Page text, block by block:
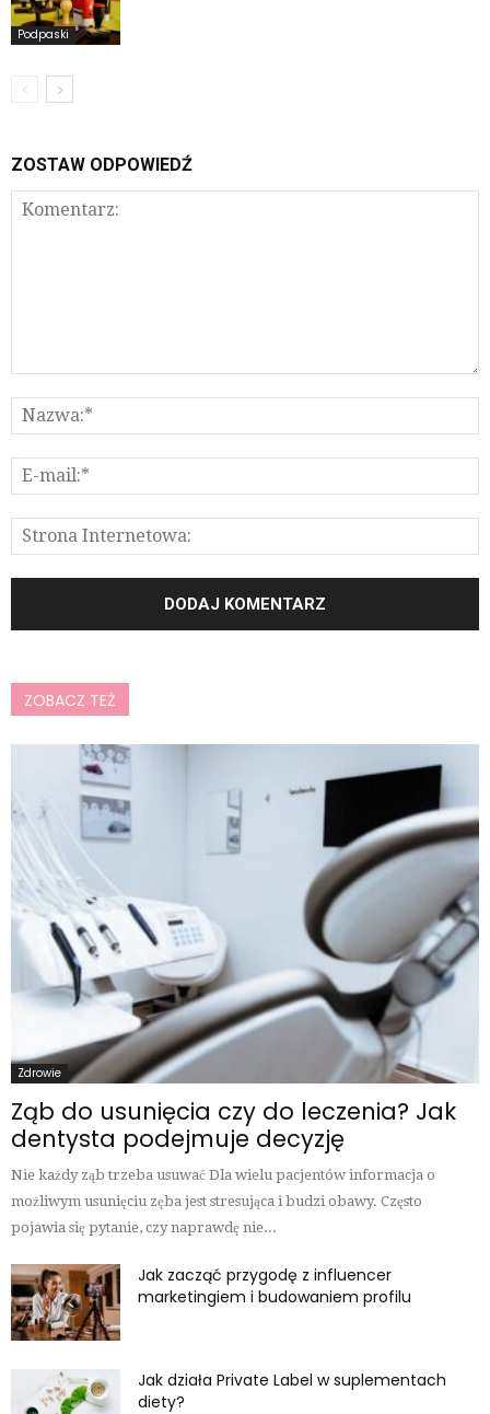
Podpaski
ZOSTAW ODPOWIEDŹ
ZOBACZ TEŻ
Zdrowie
Ząb do usunięcia czy do leczenia? Jak
dentysta podejmuje decyzję
Nie każdy ząb trzeba usuwać Dla wielu pacjentów informacja o
możliwym usunięciu zęba jest stresująca i budzi obawy. Często
pojawia się pytanie, czy naprawdę nie...
Jak zacząć przygodę z influencer
marketingiem i budowaniem profilu
Jak działa Private Label w suplementach
diety?